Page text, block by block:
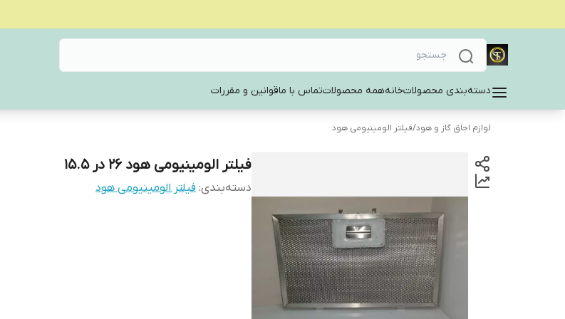
دسته‌بندی محصولاتخانههمه محصولاتتماس با ماقوانین و مقررات
لوازم اجاق گاز و هود/فیلتر الومینیومی هود
فیلتر الومینیومی هود 26 در 15.5
دسته‌بندی: فیلتر الومینیومی هود